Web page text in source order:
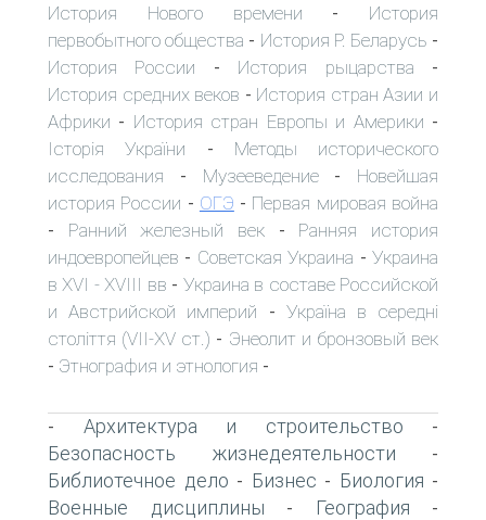
История Нового времени - История
первобытного общества - История Р. Беларусь -
История России - История рыцарства -
История средних веков - История стран Азии и
Африки - История стран Европы и Америки -
Історія України - Методы исторического
исследования - Музееведение- Новейшая
история России - ОГЭ - Первая мировая война
- Ранний железный век - Ранняя история
индоевропейцев - Советская Украина -Украина
в XVI - XVIII вв - Украина в составе Российской
и Австрийской империй - Україна в середні
століття (VII-XV ст.) - Энеолит и бронзовый век
- Этнография и этнология -
- Архитектура и строительство -
Безопасность жизнедеятельности -
Библиотечное дело - Бизнес - Биология -
Военные дисциплины - География -